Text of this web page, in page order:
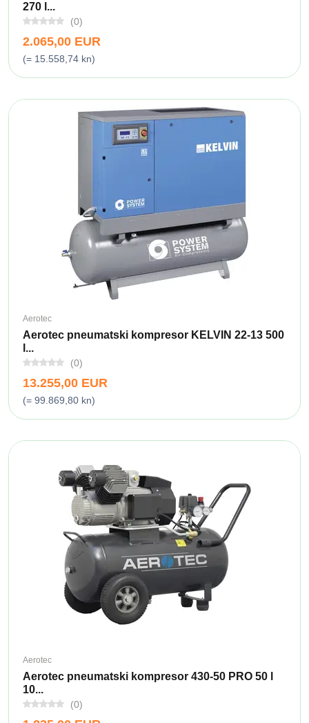
270 l...
(0)
2.065,00 EUR
(= 15.558,74 kn)
Aerotec
Aerotec pneumatski kompresor KELVIN 22-13 500
l...
(0)
13.255,00 EUR
(= 99.869,80 kn)
Aerotec
Aerotec pneumatski kompresor 430-50 PRO 50 l
10...
(0)